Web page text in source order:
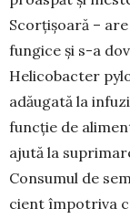
Scorțișoară –
fungice și s-a
Helicobacter
adăugată la
funcție de
ajută la
Con­sumul de
cient îm­potriva